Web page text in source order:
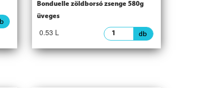
Bonduelle zöldborsó zsenge 580g
üveges
0.53 L